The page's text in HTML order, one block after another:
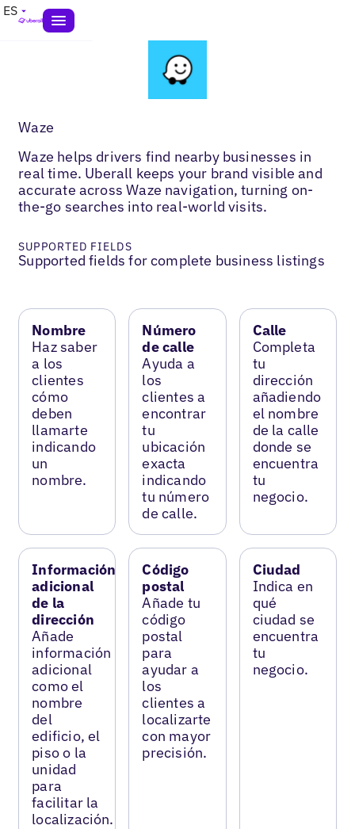
ES
Waze
Waze helps drivers find nearby businesses in
real time. Uberall keeps your brand visible and
accurate across Waze navigation, turning on-
the-go searches into real-world visits.
SUPPORTED FIELDS
Supported fields for complete business listings
Nombre
Haz saber
a los
clientes
cómo
deben
llamarte
indicando
un
nombre.
Número
de calle
Ayuda a
los
clientes a
encontrar
tu
ubicación
exacta
indicando
tu número
de calle.
Calle
Completa
tu
dirección
añadiendo
el nombre
de la calle
donde se
encuentra
tu
negocio.
Información
adicional
de la
dirección
Añade
información
adicional
como el
nombre
del
edificio, el
piso o la
unidad
para
facilitar la
localización.
Código
postal
Añade tu
código
postal
para
ayudar a
los
clientes a
localizarte
con mayor
precisión.
Ciudad
Indica en
qué
ciudad se
encuentra
tu
negocio.